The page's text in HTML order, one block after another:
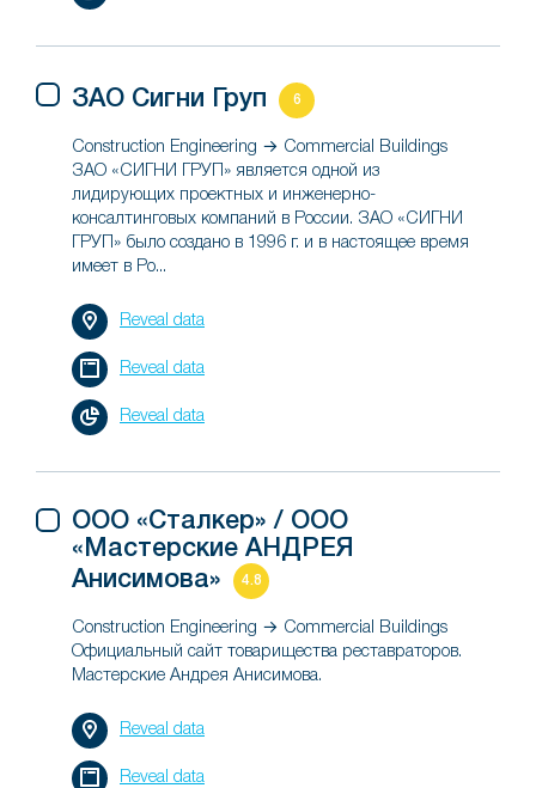
ЗАО Сигни Груп 6
Construction Engineering → Commercial Buildings
ЗАО «СИГНИ ГРУП» является одной из
лидирующих проектных и инженерно-
консалтинговых компаний в России. ЗАО «СИГНИ
ГРУП» было создано в 1996 г. и в настоящее время
имеет в Ро...
Reveal data
Reveal data
Reveal data
ООО «Сталкер» / ООО
«Мастерские АНДРЕЯ
Анисимова»
4.8
Construction Engineering → Commercial Buildings
Официальный сайт товарищества реставраторов.
Мастерские Андрея Анисимова.
Reveal data
Reveal data